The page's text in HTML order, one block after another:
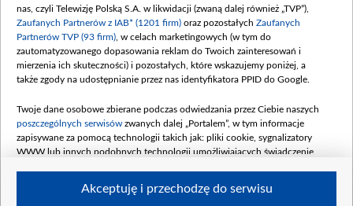
nas, czyli Telewizję Polską S.A. w likwidacji (zwaną dalej również „TVP”),
Zaufanych Partnerów z IAB* (1201 firm) oraz pozostałych Zaufanych
Partnerów TVP (93 firm) , w celach marketingowych (w tym do
zautomatyzowanego dopasowania reklam do Twoich zainteresowań i
mierzenia ich skuteczności) i pozostałych, które wskazujemy poniżej, a
także zgody na udostępnianie przez nas identyfikatora PPID do Google.
Twoje dane osobowe zbierane podczas odwiedzania przez Ciebie naszych
poszczególnych serwisów zwanych dalej „Portalem”, w tym informacje
zapisywane za pomocą technologii takich jak: pliki cookie, sygnalizatory
WWW lub innych podobnych technologii umożliwiających świadczenie
Akceptuję i przechodzę do serwisu